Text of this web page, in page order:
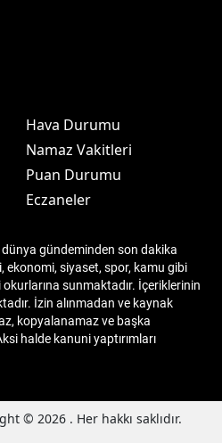
Hava Durumu
Namaz Vakitleri
Puan Durumu
Eczaneler
gündeminden son dakika
ekonomi, siyaset, spor, kamu gibi
sunmaktadır. İçeriklerinin
İzin alınmadan ve kaynak
kopyalanamaz ve başka
halde kanuni yaptırımları
© 2026 . Her hakkı saklıdır.